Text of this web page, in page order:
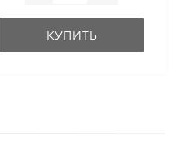
КУПИТЬ